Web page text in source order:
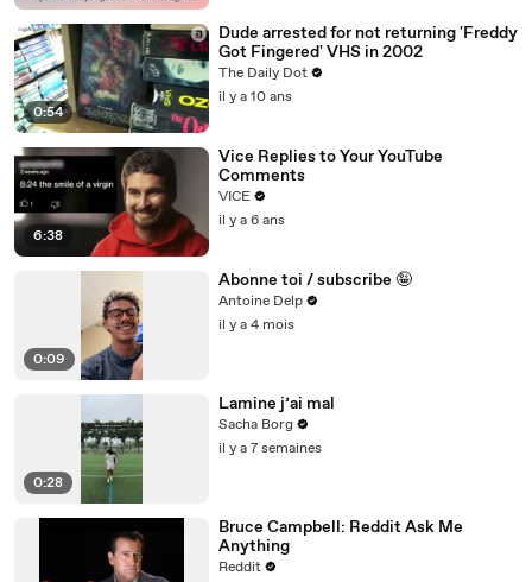
0:54
Dude arrested for not returning 'Freddy
Got Fingered' VHS in 2002
The Daily Dot
il y a 10 ans
6:38
Vice Replies to Your YouTube
Comments
VICE
il y a 6 ans
0:09
Abonne toi / subscribe 🤪
Antoine Delp
il y a 4 mois
0:28
Lamine j’ai mal
Sacha Borg
il y a 7 semaines
Bruce Campbell: Reddit Ask Me
Anything
Reddit